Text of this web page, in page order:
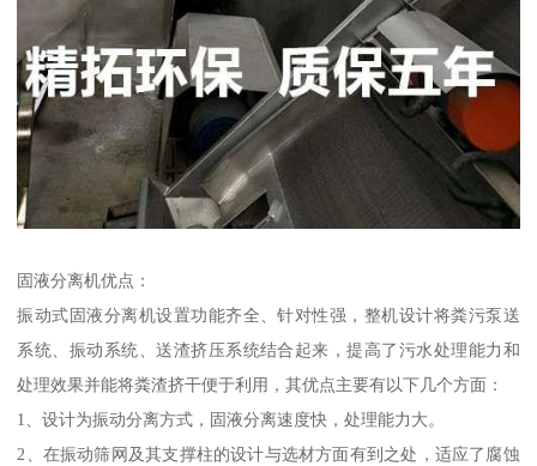
固液分离机优点：
振动式固液分离机设置功能齐全、针对性强，整机设计将粪污泵送
系统、振动系统、送渣挤压系统结合起来，提高了污水处理能力和
处理效果并能将粪渣挤干便于利用，其优点主要有以下几个方面：
1、设计为振动分离方式，固液分离速度快，处理能力大。
2、在振动筛网及其支撑柱的设计与选材方面有到之处，适应了腐蚀